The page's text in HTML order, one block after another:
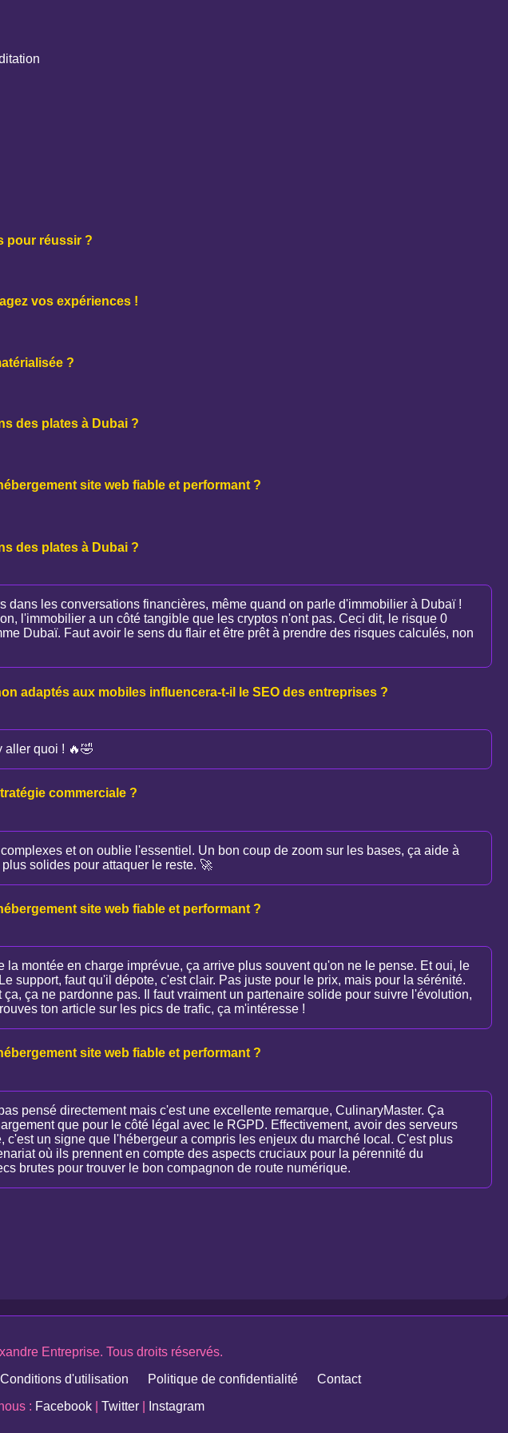
pour réussir ?
vos expériences !
?
des plates à Dubai ?
site web fiable et performant ?
des plates à Dubai ?
dans les conversations financières, même quand on parle d'immobilier à Dubaï !
l'immobilier a un côté tangible que les cryptos n'ont pas. Ceci dit, le risque 0
Dubaï. Faut avoir le sens du flair et être prêt à prendre des risques calculés, non
adaptés aux mobiles influencera-t-il le SEO des entreprises ?
aller quoi ! 🔥🤣
commerciale ?
et on oublie l'essentiel. Un bon coup de zoom sur les bases, ça aide à
solides pour attaquer le reste. 🚀
site web fiable et performant ?
la montée en charge imprévue, ça arrive plus souvent qu'on ne le pense. Et oui, le
support, faut qu'il dépote, c'est clair. Pas juste pour le prix, mais pour la sérénité.
ça ne pardonne pas. Il faut vraiment un partenaire solide pour suivre l'évolution,
ton article sur les pics de trafic, ça m'intéresse !
site web fiable et performant ?
pensé directement mais c'est une excellente remarque, CulinaryMaster. Ça
que pour le côté légal avec le RGPD. Effectivement, avoir des serveurs
un signe que l'hébergeur a compris les enjeux du marché local. C'est plus
où ils prennent en compte des aspects cruciaux pour la pérennité du
brutes pour trouver le bon compagnon de route numérique.
Entreprise. Tous droits réservés.
Conditions d'utilisation Politique de confidentialité
Contact
: Facebook| Twitter| Instagram